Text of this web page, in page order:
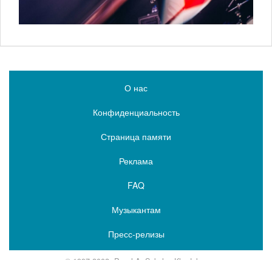
О нас
Конфиденциальность
Страница памяти
Реклама
FAQ
Музыкантам
Пресс-релизы